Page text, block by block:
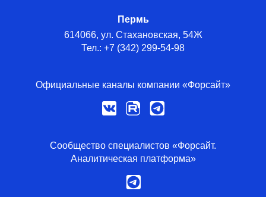
Пермь
614066, ул. Стахановская, 54Ж
Тел.: +7 (342) 299-54-98
Официальные каналы компании «Форсайт»
Сообщество специалистов «Форсайт.
Аналитическая платформа»